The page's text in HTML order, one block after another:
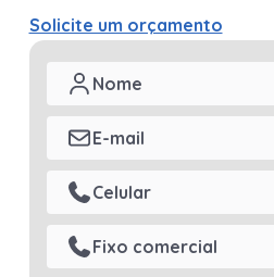
Solicite um orçamento